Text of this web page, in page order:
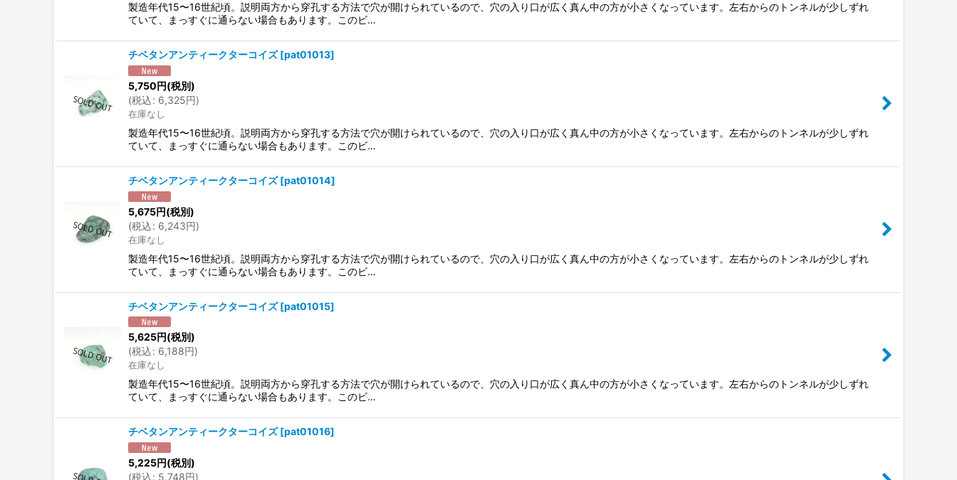
製造年代15〜16世紀頃。説明両方から穿孔する方法で穴が開けられているので、穴の入り口が広く真ん中の方が小さくなっています。左右からのトンネルが少しずれ
ていて、まっすぐに通らない場合もあります。このビ…
チベタンアンティークターコイズ [pat01013]
5,750円(税別)
(税込: 6,325円)
在庫なし
製造年代15〜16世紀頃。説明両方から穿孔する方法で穴が開けられているので、穴の入り口が広く真ん中の方が小さくなっています。左右からのトンネルが少しずれ
ていて、まっすぐに通らない場合もあります。このビ…
チベタンアンティークターコイズ [pat01014]
5,675円(税別)
(税込: 6,243円)
在庫なし
製造年代15〜16世紀頃。説明両方から穿孔する方法で穴が開けられているので、穴の入り口が広く真ん中の方が小さくなっています。左右からのトンネルが少しずれ
ていて、まっすぐに通らない場合もあります。このビ…
チベタンアンティークターコイズ [pat01015]
5,625円(税別)
(税込: 6,188円)
在庫なし
製造年代15〜16世紀頃。説明両方から穿孔する方法で穴が開けられているので、穴の入り口が広く真ん中の方が小さくなっています。左右からのトンネルが少しずれ
ていて、まっすぐに通らない場合もあります。このビ…
チベタンアンティークターコイズ [pat01016]
5,225円(税別)
(税込: 5,748円)